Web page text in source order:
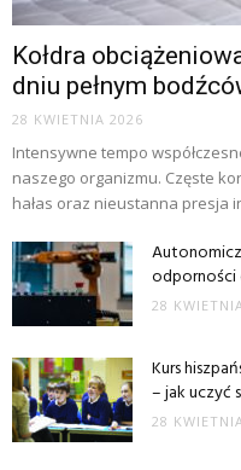
Kołdra
dniu pełnym
28 KWIETNIA 2026
Intensywne tempo
naszego organizmu. Częste
hałas oraz nieustanna presja
odporności
28
Kurs
– jak uczyć
28